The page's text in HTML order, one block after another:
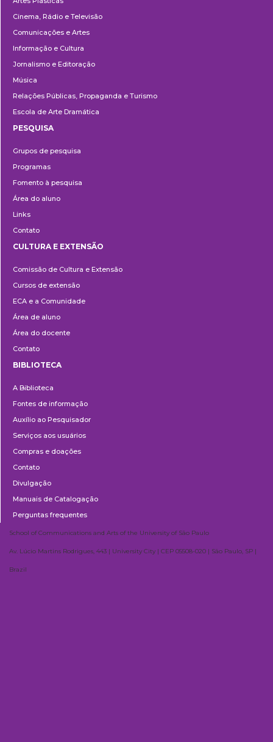
Cinema, Rádio e Televisão
Comunicações e Artes
Informação e Cultura
Jornalismo e Editoração
Música
Relações Públicas, Propaganda e Turismo
Escola de Arte Dramática
PESQUISA
Grupos de pesquisa
Programas
Fomento à pesquisa
Área do aluno
Links
Contato
e
Extensão
CULTURA E EXTENSÃO
Comissão de Cultura e Extensão
Cursos de extensão
ECA e a Comunidade
Área de aluno
Área do docente
Contato
BIBLIOTECA
A Biblioteca
Fontes de informação
Auxílio ao Pesquisador
Serviços aos usuários
Compras e doações
Contato
Divulgação
Manuais de Catalogação
Perguntas frequentes
School of Communications and Arts of the University of São Paulo
Av. Lúcio Martins Rodrigues, 443 | University City | CEP 05508-020 | São Paulo, SP |
Brazil